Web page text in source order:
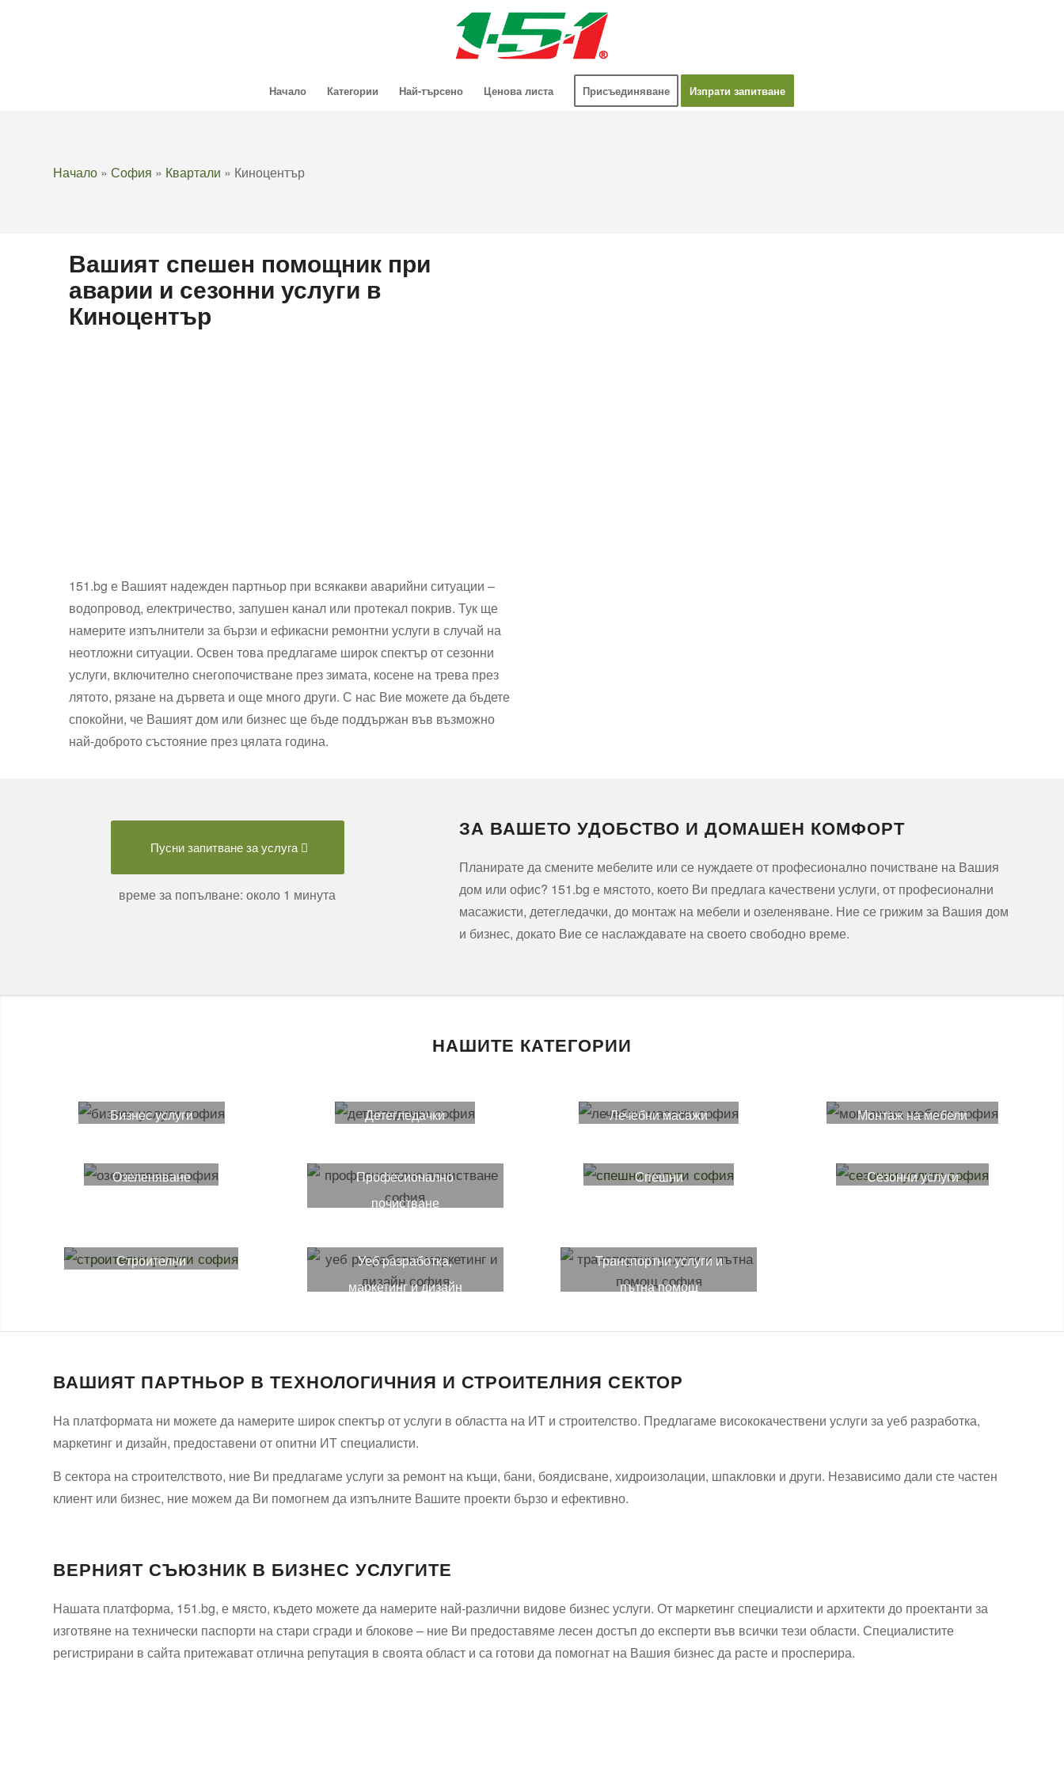
Начало Категории Най-търсено Ценова листа Присъединяване Изпрати запитване
Начало » София » Квартали » Киноцентър
Вашият спешен помощник при
аварии и сезонни услуги в
Киноцентър
151.bg е Вашият надежден партньор при всякакви аварийни ситуации –
водопровод, електричество, запушен канал или протекал покрив. Тук ще
намерите изпълнители за бързи и ефикасни ремонтни услуги в случай на
неотложни ситуации. Освен това предлагаме широк спектър от сезонни
услуги, включително снегопочистване през зимата, косене на трева през
лятото, рязане на дървета и още много други. С нас Вие можете да бъдете
спокойни, че Вашият дом или бизнес ще бъде поддържан във възможно
най-доброто състояние през цялата година.
Пусни запитване за услуга
време за попълване: около 1 минута
ЗА ВАШЕТО УДОБСТВО И ДОМАШЕН КОМФОРТ
Планирате да смените мебелите или се нуждаете от професионално почистване на Вашия
дом или офис? 151.bg е мястото, което Ви предлага качествени услуги, от професионални
масажисти, детегледачки, до монтаж на мебели и озеленяване. Ние се грижим за Вашия дом
и бизнес, докато Вие се наслаждавате на своето свободно време.
НАШИТЕ КАТЕГОРИИ
Бизнес услуги Детегледачки Лечебни масажи Монтаж на мебели
Озеленяване
Професионално
почистване
Спешни
Сезонни услуги
Строителни
Уеб разработка,
маркетинг и дизайн
Транспортни услуги и
пътна помощ
ВАШИЯТ ПАРТНЬОР В ТЕХНОЛОГИЧНИЯ И СТРОИТЕЛНИЯ СЕКТОР
На платформата ни можете да намерите широк спектър от услуги в областта на ИТ и строителство. Предлагаме висококачествени услуги за уеб разработка,
маркетинг и дизайн, предоставени от опитни ИТ специалисти.
В сектора на строителството, ние Ви предлагаме услуги за ремонт на къщи, бани, боядисване, хидроизолации, шпакловки и други. Независимо дали сте частен
клиент или бизнес, ние можем да Ви помогнем да изпълните Вашите проекти бързо и ефективно.
ВЕРНИЯТ СЪЮЗНИК В БИЗНЕС УСЛУГИТЕ
Нашата платформа, 151.bg, е място, където можете да намерите най-различни видове бизнес услуги. От маркетинг специалисти и архитекти до проектанти за
изготвяне на технически паспорти на стари сгради и блокове – ние Ви предоставяме лесен достъп до експерти във всички тези области. Специалистите
регистрирани в сайта притежават отлична репутация в своята област и са готови да помогнат на Вашия бизнес да расте и просперира.